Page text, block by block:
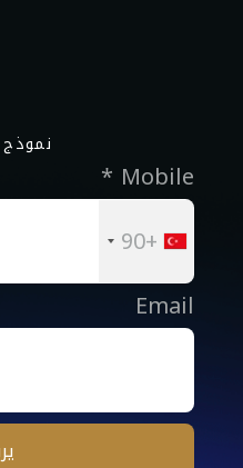
Mobile *
+90
Email